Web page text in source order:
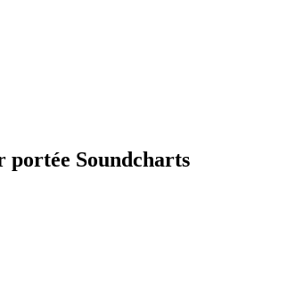
portée Soundcharts